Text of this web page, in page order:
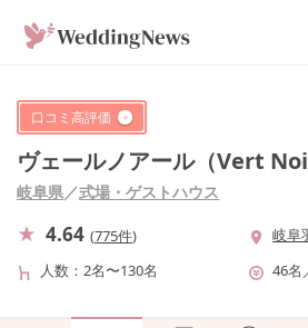
口コミ高評価
ヴェールノアール（Vert
岐阜県／式場・ゲストハウス
4.64 (775件)
岐阜
人数
2名〜130名 46名